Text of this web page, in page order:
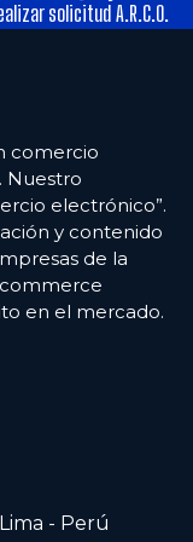
solicitud A.R.C.O.
comercio
Nuestro
electrónico”.
y contenido
de la
en el mercado.
- Perú